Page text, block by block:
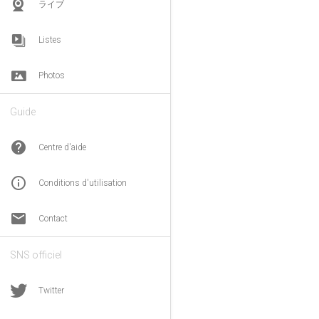
ライブ
Listes
Photos
Guide
help Centre d'aide
info_outline Conditions d'utilisation
email Contact
SNS officiel
Twitter